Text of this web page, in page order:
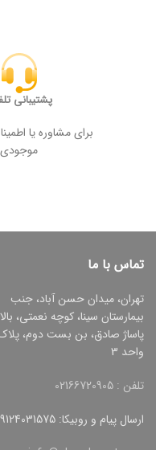
پشتیبانی
برای مشاوره یا
موجودی
تماس با ما
تهران، میدان حسن آباد، جنب
بیمارستان سینا، کوچه نعمتی،
واحد 3
تلفن : 02166720905
ارسال پیام و روبیکا: 09124031575